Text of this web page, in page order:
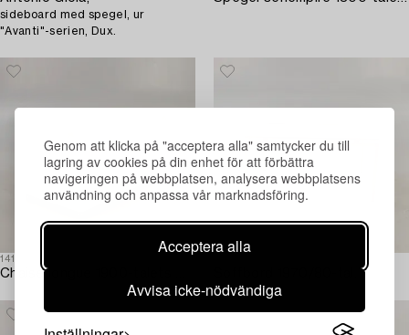
Genom att klicka på "acceptera alla" samtycker du till
lagring av cookies på din enhet för att förbättra
navigeringen på webbplatsen, analysera webbplatsens
användning och anpassa vår marknadsföring.
Acceptera alla
Avvisa icke-nödvändiga
sideboard med spegel, ur
"Avanti"-serien, Dux.
1414578